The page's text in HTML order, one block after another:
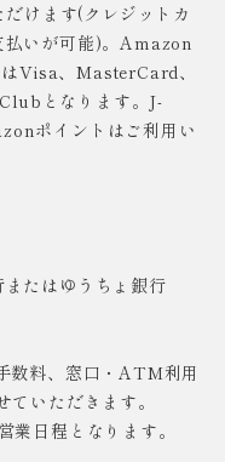
けます(クレジットカ
払いが可能)。Amazon
Visa、MasterCard、
となります。J-
ポイントはご利用い
またはゆうちょ銀行
数料、窓口・ATM利用
いただきます。
業日程となります。